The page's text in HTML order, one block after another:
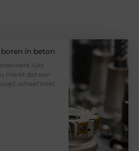
in beton
lijkt
merkt dat een
scheef trekt